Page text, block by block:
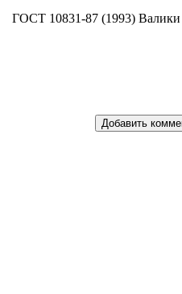
ГОСТ 10831-87 (1993) Валики